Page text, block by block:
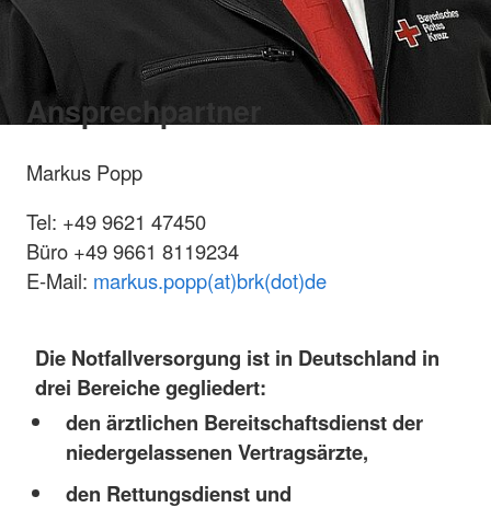
Ansprechpartner
Markus Popp
Tel: +49 9621 47450
Büro +49 9661 8119234
E-Mail: markus.popp(at)brk(dot)de
Die Notfallversorgung ist in Deutschland in
drei Bereiche gegliedert:
den ärztlichen Bereitschaftsdienst der
niedergelassenen Vertragsärzte,
den Rettungsdienst und